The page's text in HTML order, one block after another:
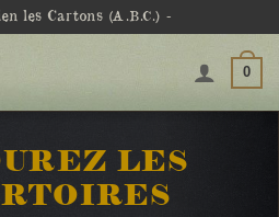
les Cartons (A.B.C.) -
0
LES